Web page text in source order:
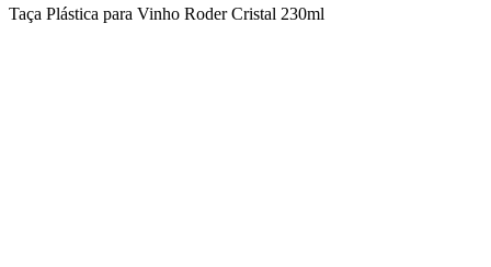
Taça Plástica para Vinho Roder Cristal 230ml